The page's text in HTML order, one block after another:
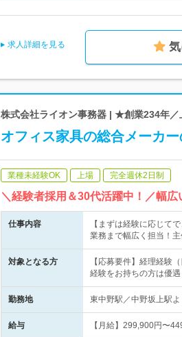
求人詳細を見る
株式会社ライオン事務器 | ★創業234年
オフィス家具の総合メーカ
業種未経験OK 上場 完全週休2日制
＼経験者採用＆30代活躍中！／幅
仕事内容
【まずは経験に応じて
業務まで幅広く担当！
対象となる方
【応募要件】経理経験
経験をお持ちの方は優遇
勤務地 東中野駅／中野坂上駅
給与 【月給】299,900円〜